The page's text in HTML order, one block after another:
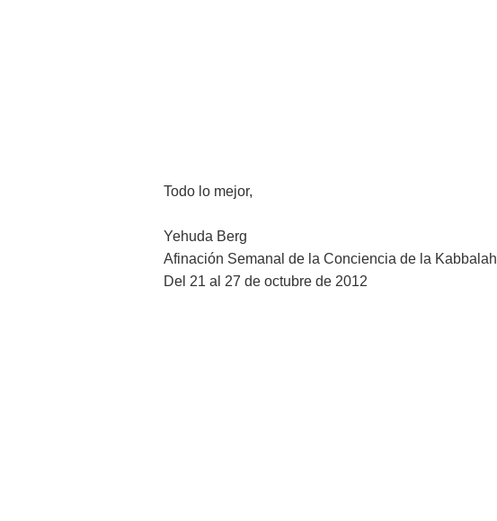
Todo lo mejor,
Yehuda Berg
Afinación Semanal de la Conciencia de la Kabbalah
Del 21 al 27 de octubre de 2012